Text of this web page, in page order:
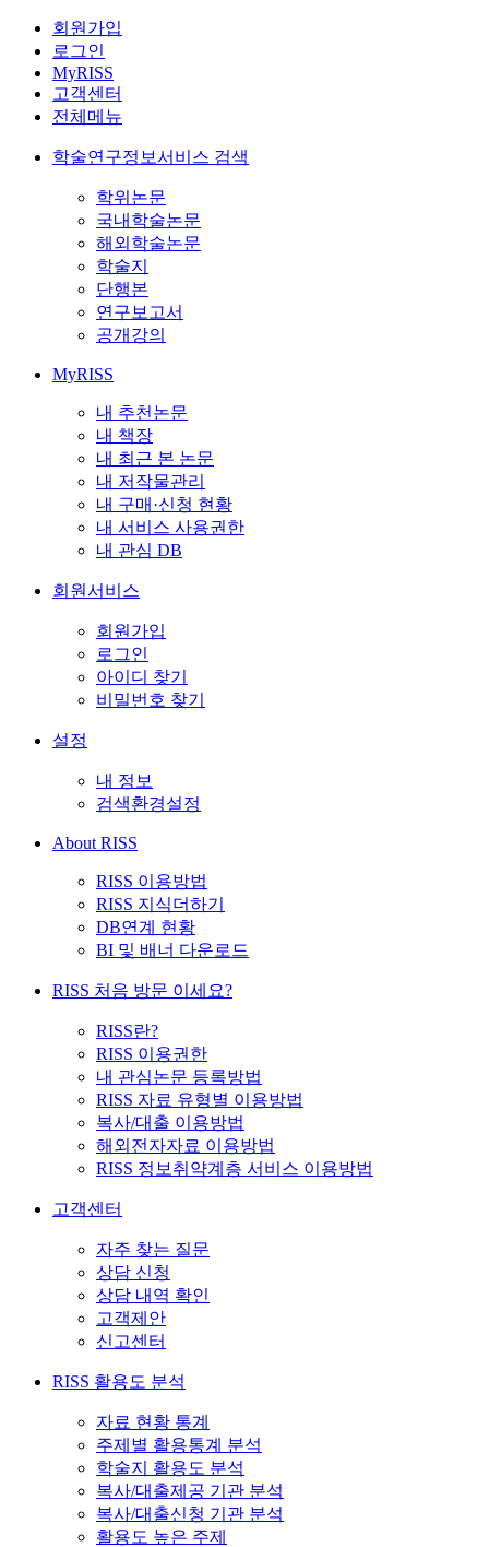
회원가입
로그인
MyRISS
고객센터
전체메뉴
학술연구정보서비스 검색
학위논문
국내학술논문
해외학술논문
학술지
단행본
연구보고서
공개강의
MyRISS
내 추천논문
내 책장
내 최근 본 논문
내 저작물관리
내 구매·신청 현황
내 서비스 사용권한
내 관심 DB
회원서비스
회원가입
로그인
아이디 찾기
비밀번호 찾기
설정
내 정보
검색환경설정
About RISS
RISS 이용방법
RISS 지식더하기
DB연계 현황
BI 및 배너 다운로드
RISS 처음 방문 이세요?
RISS란?
RISS 이용권한
내 관심논문 등록방법
RISS 자료 유형별 이용방법
복사/대출 이용방법
해외전자자료 이용방법
RISS 정보취약계층 서비스 이용방법
고객센터
자주 찾는 질문
상담 신청
상담 내역 확인
고객제안
신고센터
RISS 활용도 분석
자료 현황 통계
주제별 활용통계 분석
학술지 활용도 분석
복사/대출제공 기관 분석
복사/대출신청 기관 분석
활용도 높은 주제